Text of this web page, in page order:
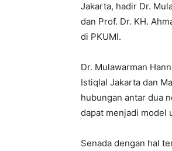
Jakarta, hadir Dr.
dan Prof. Dr. KH.
di PKUMI.
Dr. Mulawarman
Istiqlal Jakarta dan
hubungan antar dua
dapat menjadi model
Senada dengan hal